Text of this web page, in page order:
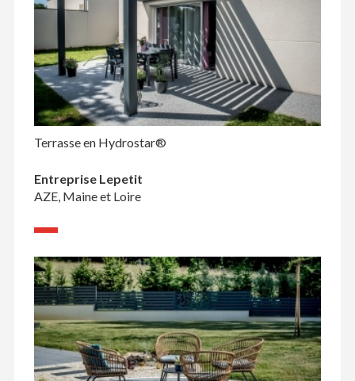
Terrasse en Hydrostar®
Entreprise Lepetit
AZE, Maine et Loire